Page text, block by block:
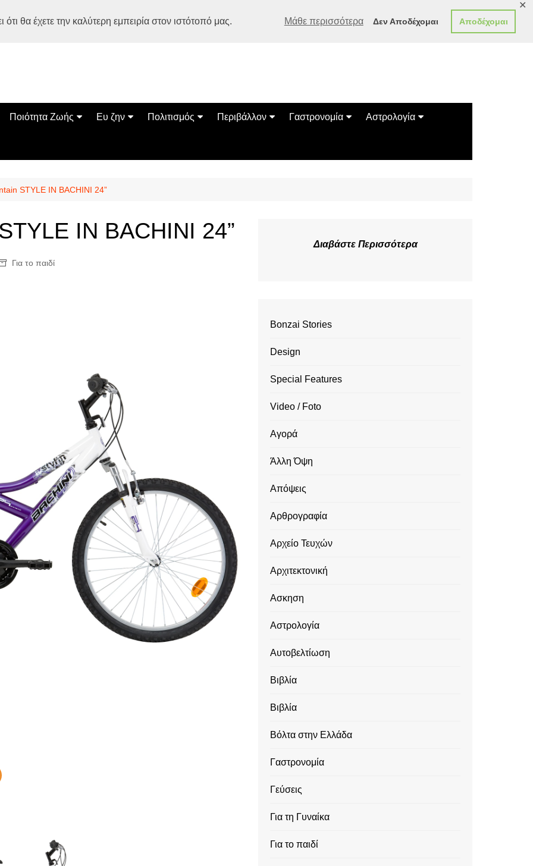
θα έχετε την καλύτερη εμπειρία στον ιστότοπό μας. Μάθε περισσότερα Δεν Αποδέχομαι Αποδέχομαι
✕
Ποιότητα Ζωής
Ασκηση
Ευ ζην
Αυτοβελτίωση
Πολιτισμός
Εκδηλώσεις
Bonsai Stories
Περιβάλλον
Οικολογία
Γαστρονομία
Συνταγές
Αστρολογία
Κινέζικο Ωροσκόπιο
STYLE IN BACHINI 24”
IN BACHINI 24”
Για το παιδί
Διαβάστε Περισσότερα
Bonzai Stories
Design
Special Features
Video / Foto
Αγορά
Άλλη Όψη
Απόψεις
Αρθρογραφία
Αρχείο Τευχών
Αρχιτεκτονική
Ασκηση
Αστρολογία
Αυτοβελτίωση
Βιβλία
Βιβλία
Βόλτα στην Ελλάδα
Γαστρονομία
Γεύσεις
Για τη Γυναίκα
Για το παιδί